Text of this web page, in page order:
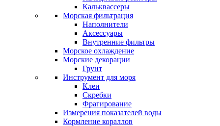
Кальквассеры
Морская фильтрация
Наполнители
Аксессуары
Внутренние фильтры
Морское охлаждение
Морские декорации
Грунт
Инструмент для моря
Клеи
Скребки
Фрагирование
Измерения показателей воды
Кормление кораллов